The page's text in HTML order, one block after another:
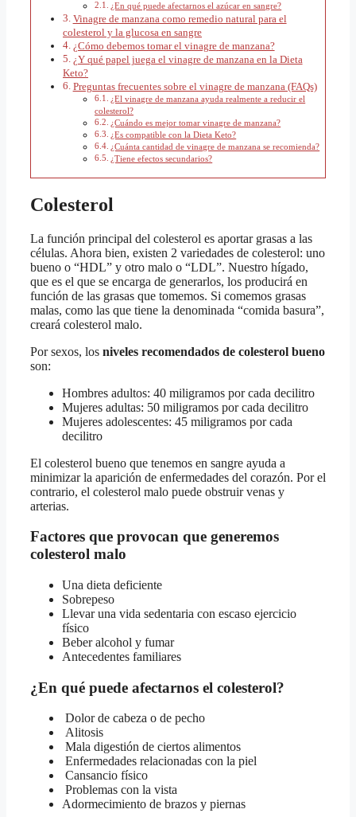
¿En qué puede afectarnos el azúcar en sangre?
Vinagre de manzana como remedio natural para el
colesterol y la glucosa en sangre
¿Cómo debemos tomar el vinagre de manzana?
¿Y qué papel juega el vinagre de manzana en la Dieta
Keto?
Preguntas frecuentes sobre el vinagre de manzana (FAQs)
¿El vinagre de manzana ayuda realmente a reducir el
colesterol?
¿Cuándo es mejor tomar vinagre de manzana?
¿Es compatible con la Dieta Keto?
¿Cuánta cantidad de vinagre de manzana se recomienda?
¿Tiene efectos secundarios?
Colesterol
La función principal del colesterol es aportar grasas a las
células. Ahora bien, existen 2 variedades de colesterol: uno
bueno o “HDL” y otro malo o “LDL”. Nuestro hígado,
que es el que se encarga de generarlos, los producirá en
función de las grasas que tomemos. Si comemos grasas
malas, como las que tiene la denominada “comida basura”,
creará colesterol malo.
Por sexos, los niveles recomendados de colesterol bueno
son:
Hombres adultos: 40 miligramos por cada decilitro
Mujeres adultas: 50 miligramos por cada decilitro
Mujeres adolescentes: 45 miligramos por cada
decilitro
El colesterol bueno que tenemos en sangre ayuda a
minimizar la aparición de enfermedades del corazón. Por el
contrario, el colesterol malo puede obstruir venas y
arterias.
Factores que provocan que generemos
colesterol malo
Una dieta deficiente
Sobrepeso
Llevar una vida sedentaria con escaso ejercicio
físico
Beber alcohol y fumar
Antecedentes familiares
¿En qué puede afectarnos el colesterol?
Dolor de cabeza o de pecho
Alitosis
Mala digestión de ciertos alimentos
Enfermedades relacionadas con la piel
Cansancio físico
Problemas con la vista
Adormecimiento de brazos y piernas